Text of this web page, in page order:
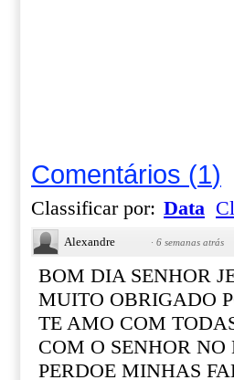
Comentários (1)
Classificar por: Data
Alexandre · 6 semanas atrás
BOM DIA SENHOR
MUITO OBRIGADO
TE AMO COM
COM O SENHOR
PERDOE MINHAS